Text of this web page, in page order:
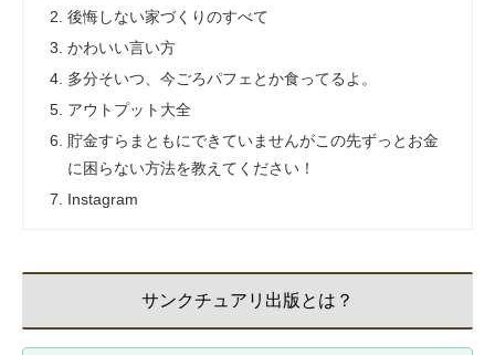
後悔しない家づくりのすべて
かわいい言い方
多分そいつ、今ごろパフェとか食ってるよ。
アウトプット大全
貯金すらまともにできていませんがこの先ずっとお金
に困らない方法を教えてください！
Instagram
サンクチュアリ出版とは？